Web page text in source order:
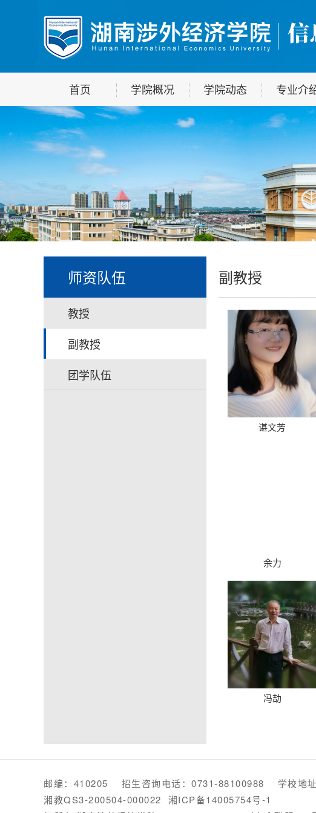
首页 学院概况 学院动态 专业介
师资队伍
教授
副教授
团学队伍
副教授
​谌文芳
余力
冯劼
邮编：410205 招生咨询电话：0731-88100988 学校地址
湘教QS3-200504-000022 湘ICP备14005754号-1